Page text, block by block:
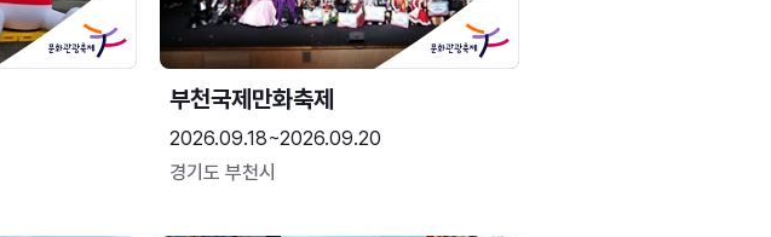
부천국제만화축제
2026.09.18~2026.09.20
경기도 부천시